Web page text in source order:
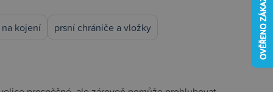
kojení
prsní chrániče a vložky